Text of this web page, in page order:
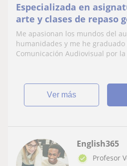
Especializada en
arte y clases de repaso
selectividad)
Me apasionan los mundos del
humanidades y me he
Comunicación Audiovisual por
ver más
English365
Profesor